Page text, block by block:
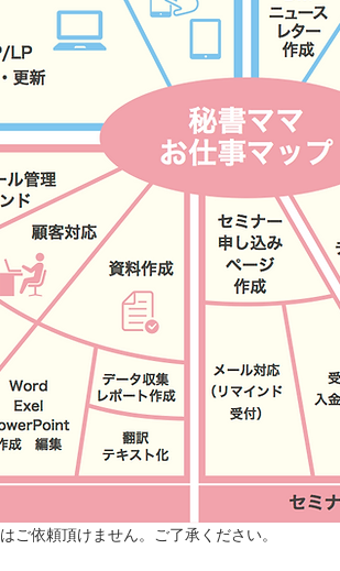
依頼頂けません。ご了承ください。